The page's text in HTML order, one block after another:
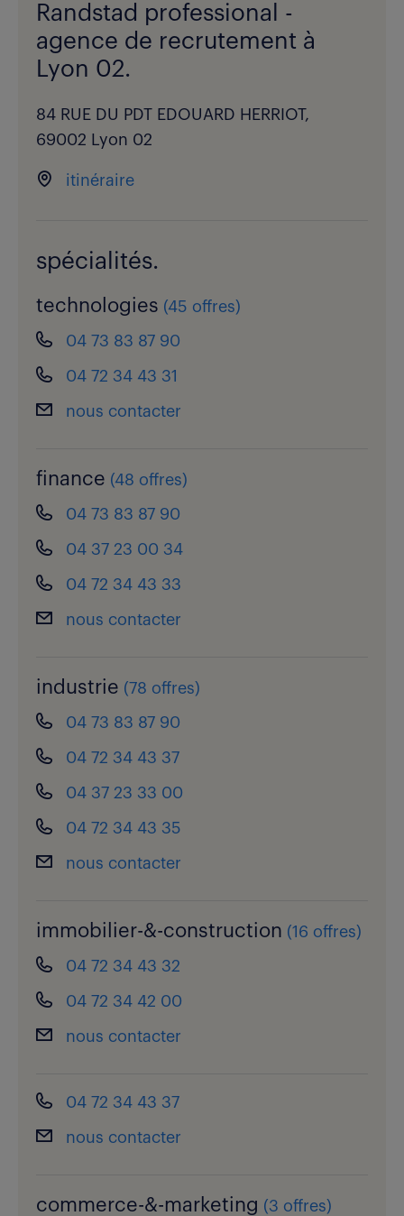
Randstad professional -
agence de recrutement à
Lyon 02.
84 RUE DU PDT EDOUARD HERRIOT,
69002 Lyon 02
itinéraire
spécialités.
technologies (45 offres)
04 73 83 87 90
04 72 34 43 31
nous contacter
finance (48 offres)
04 73 83 87 90
04 37 23 00 34
04 72 34 43 33
nous contacter
industrie (78 offres)
04 73 83 87 90
04 72 34 43 37
04 37 23 33 00
04 72 34 43 35
nous contacter
immobilier-&-construction (16 offres)
04 72 34 43 32
04 72 34 42 00
nous contacter
04 72 34 43 37
nous contacter
commerce-&-marketing (3 offres)